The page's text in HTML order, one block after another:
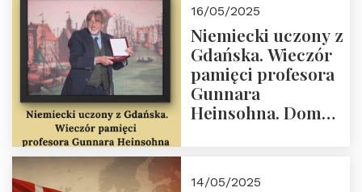
Dom Trójmorza 23
maja 2025 r. godz.
18:00.
16/05/2025
Niemiecki uczony z
Gdańska. Wieczór
pamięci profesora
Gunnara
Heinsohna. Dom
14/05/2025